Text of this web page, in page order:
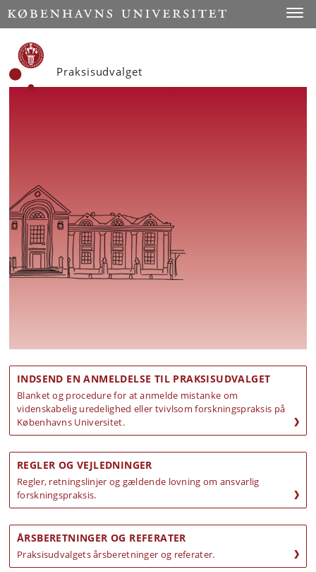
Start
Praksisudvalget
Velkommen til Praksisudvalget
Udvalget behandler spørgsmål om god
videnskabelig praksis ved Københavns Universitet
INDSEND EN ANMELDELSE TIL PRAKSISUDVALGET
Blanket og procedure for at anmelde mistanke om
videnskabelig uredelighed eller tvivlsom forskningspraksis på
Københavns Universitet.
REGLER OG VEJLEDNINGER
Regler, retningslinjer og gældende lovning om ansvarlig
forskningspraksis.
ÅRSBERETNINGER OG REFERATER
Praksisudvalgets årsberetninger og referater.